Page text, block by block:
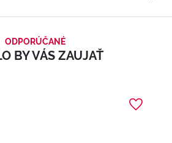
ODPORÚČANÉ
BY VÁS ZAUJAŤ